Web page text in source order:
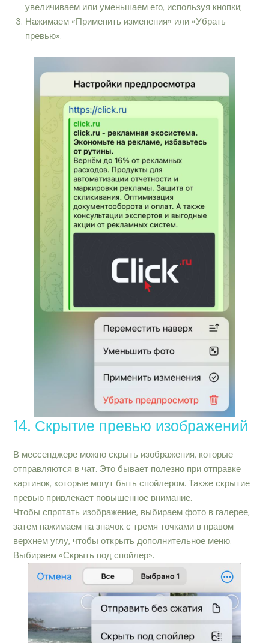
увеличиваем или уменьшаем его, используя кнопки;
Нажимаем «Применить изменения» или «Убрать
превью».
14. Скрытие превью изображений
В мессенджере можно скрыть изображения, которые
отправляются в чат. Это бывает полезно при отправке
картинок, которые могут быть спойлером. Также скрытие
превью привлекает повышенное внимание.
Чтобы спрятать изображение, выбираем фото в галерее,
затем нажимаем на значок с тремя точками в правом
верхнем углу, чтобы открыть дополнительное меню.
Выбираем «Скрыть под спойлер».